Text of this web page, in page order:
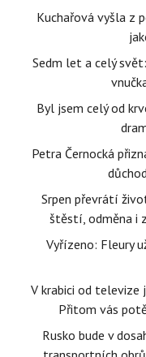
Kuchařová vyšla z
Sedm let a celý
Byl jsem celý od
Petra Černocká
Srpen převrátí
štěstí, odměna i
Vyřízeno: Fleury
V krabici od televize
Přitom vás
Rusko bude v